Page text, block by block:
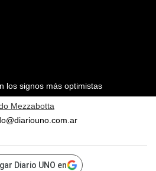
los signos más optimistas
Mezzabotta
Diario UNO en